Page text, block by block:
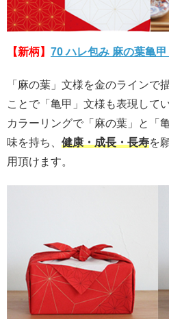
【新柄】 70 ハレ包み 麻の葉亀甲
「麻の葉」文様を金のラインで
ことで「亀甲」文様も表現して
カラーリングで「麻の葉」と「
味を持ち、 健康・成長・長寿を
用頂けます。